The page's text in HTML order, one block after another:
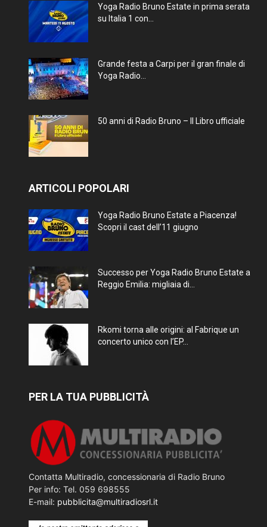
Yoga Radio Bruno Estate in prima serata
su Italia 1 con...
Grande festa a Carpi per il gran finale di
Yoga Radio...
50 anni di Radio Bruno – Il Libro ufficiale
ARTICOLI POPOLARI
Yoga Radio Bruno Estate a Piacenza!
Scopri il cast dell’11 giugno
Successo per Yoga Radio Bruno Estate a
Reggio Emilia: migliaia di...
Rkomi torna alle origini: al Fabrique un
concerto unico con l’EP...
PER LA TUA PUBBLICITÀ
Contatta Multiradio, concessionaria di Radio Bruno
Per info: Tel. 059 698555
E-mail: pubblicita@multiradiosrl.it